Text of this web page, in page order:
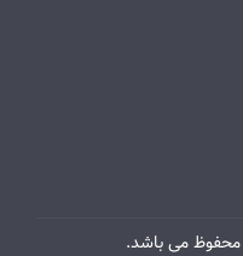
محفوظ می باشد.